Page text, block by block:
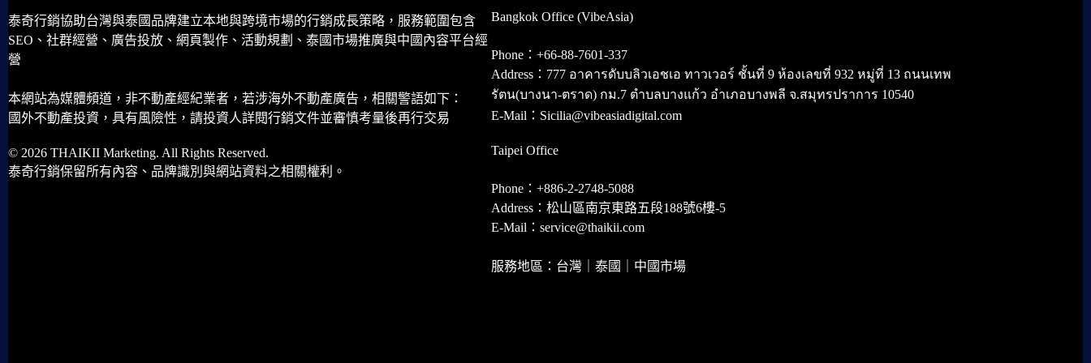
泰奇行銷協助台灣與泰國品牌建立本地與跨境市場的行銷成長策略，服務範圍包含
SEO、社群經營、廣告投放、網頁製作、活動規劃、泰國市場推廣與中國內容平台經
營
本網站為媒體頻道，非不動產經紀業者，若涉海外不動產廣告，相關警語如下：
國外不動產投資，具有風險性，請投資人詳閱行銷文件並審慎考量後再行交易
© 2026 THAIKII Marketing. All Rights Reserved.
泰奇行銷保留所有內容、品牌識別與網站資料之相關權利。
Bangkok Office (VibeAsia)
Phone：+66-88-7601-337
Address：777 อาคารดับบลิวเอชเอ ทาวเวอร์ ชั้นที่ 9 ห้องเลขที่ 932 หมู่ที่ 13 ถนนเทพ
รัตน(บางนา-ตราด) กม.7 ตำบลบางแก้ว อำเภอบางพลี จ.สมุทรปราการ 10540
E-Mail：Sicilia@vibeasiadigital.com
Taipei Office
Phone：+886-2-2748-5088
Address：松山區南京東路五段188號6樓-5
E-Mail：service@thaikii.com
服務地區：台灣｜泰國｜中國市場